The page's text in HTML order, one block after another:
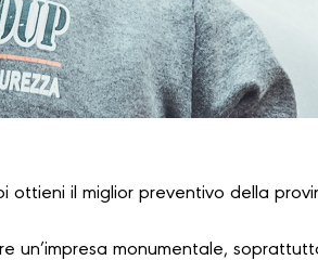
ottieni il miglior preventivo della
un’impresa monumentale,